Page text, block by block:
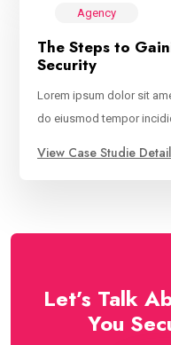
Agency
The Steps to
Security
Lorem ipsum dolor sit
do eiusmod tempor
View Case Studie
Let’s Talk
You